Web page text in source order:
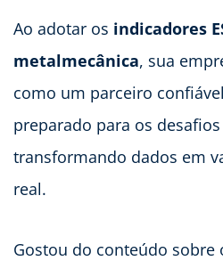
Ao adotar os indicadores
metalmecânica, sua
como um parceiro
preparado para os
transformando dados em
real.
Gostou do conteúdo sobre